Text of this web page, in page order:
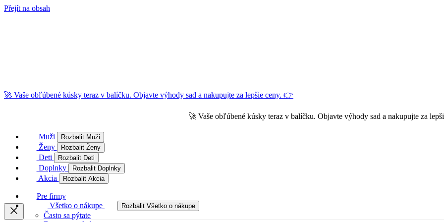
Přejít na obsah
🚀 Vaše obľúbené kúsky teraz v balíčku. Objavte výhody sad a nakupujte za lepšie ceny. 👉
🚀 Vaše obľúbené kúsky teraz v balíčku. Objavte výhody sad a nakupujte za
Muži Rozbalit Muži
Ženy Rozbalit Ženy
Deti Rozbalit Deti
Doplnky Rozbalit Doplnky
Akcia Rozbalit Akcia
Pre firmy
Všetko o nákupe
Rozbalit Všetko o nákupe
Často sa pýtate